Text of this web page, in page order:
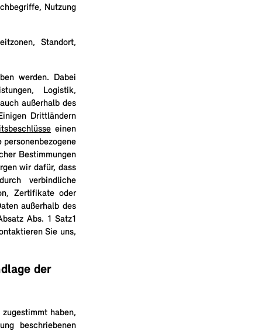
Nutzung
Standort,
werden. Dabei
Logistik,
außerhalb des
Drittländern
einen
Bestimmungen
wir dafür, dass
verbindliche
Zertifikate oder
außerhalb des
Abs. 1 Satz1
Sie uns,
der
haben,
beschriebenen